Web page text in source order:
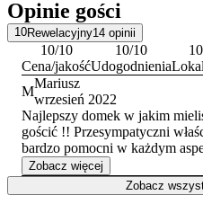
kończy o 10:00 w dniu wyjazdu.
gotówką oraz przelewem
Opinie gości
10Rewelacyjny14 opinii
10/10
Cena/jakość
10/10
Udogodnienia
10
M
Mariusz
wrzesień 2022
Najlepszy domek w jakim
gościć !! Przesympatyczni
bardzo pomocni w każdym
domek jedyny w swoim rodzaju,
ma on swoją dusze i klimat.
miejsce, będziemy tam często
Zobacz więcej
Zobacz